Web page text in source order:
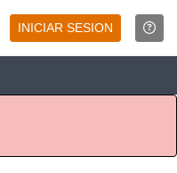
INICIAR SESION